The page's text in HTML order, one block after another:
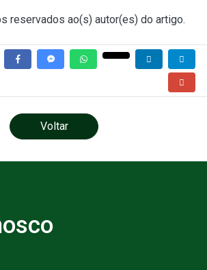
reservados ao(s) autor(es) do artigo.
Voltar